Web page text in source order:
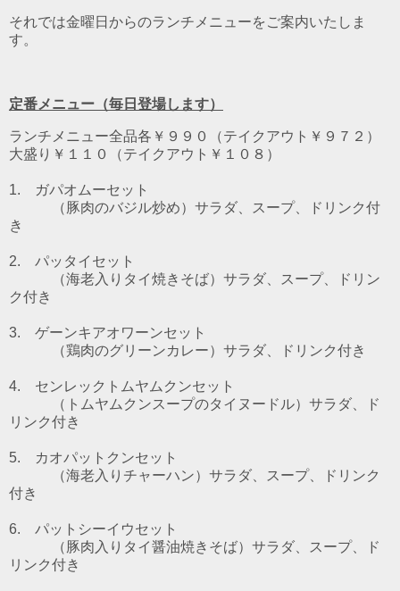
それでは金曜日からのランチメニューをご案内いたしま
す。
定番メニュー（毎日登場します）
ランチメニュー全品各￥９９０（テイクアウト￥９７２）
大盛り￥１１０（テイクアウト￥１０８）
1. ガパオムーセット
（豚肉のバジル炒め） サラダ、スープ、ドリンク付
き
2. パッタイセット
（海老入りタイ焼きそば） サラダ、スープ、ドリン
ク付き
3. ゲーンキアオワーンセット
（鶏肉のグリーンカレー） サラダ、ドリンク付き
4. センレックトムヤムクンセット
（トムヤムクンスープのタイヌードル） サラダ、ド
リンク付き
5. カオパットクンセット
（海老入りチャーハン）サラダ、スープ、ドリンク
付き
6. パットシーイウセット
（豚肉入りタイ醤油焼きそば）サラダ、スープ、ド
リンク付き